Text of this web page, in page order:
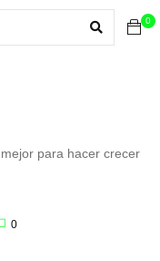
0
para hacer crecer
0